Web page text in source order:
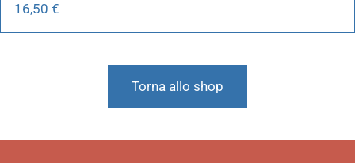
16,50 €
Torna allo shop